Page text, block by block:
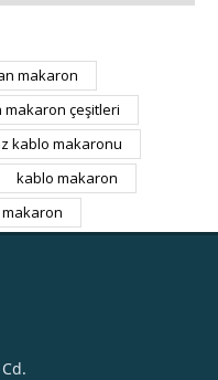
makaron
çeşitleri
kablo makaronu
kablo makaron